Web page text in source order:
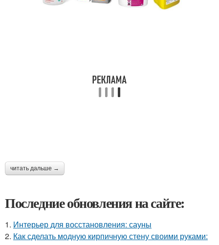
читать дальше →
Последние обновления на сайте:
1. Интерьер для восстановления: сауны
2. Как сделать модную кирпичную стену своими руками: